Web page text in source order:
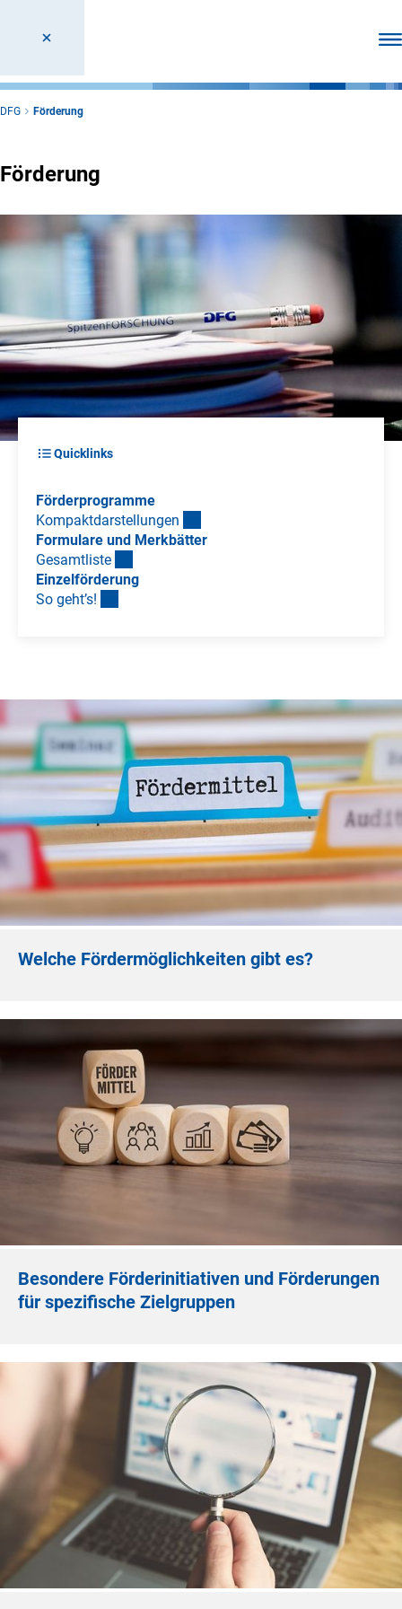
DFG Förderung
Förderung
Quicklinks
Förderprogramme
Kompaktdarstellungen
Formulare und Merkbätter
Gesamtliste
Einzelförderung
So geht’s!
Förderung
Welche Fördermöglichkeiten gibt es?
Besondere Förderinitiativen und Förderungen
für spezifische Zielgruppen